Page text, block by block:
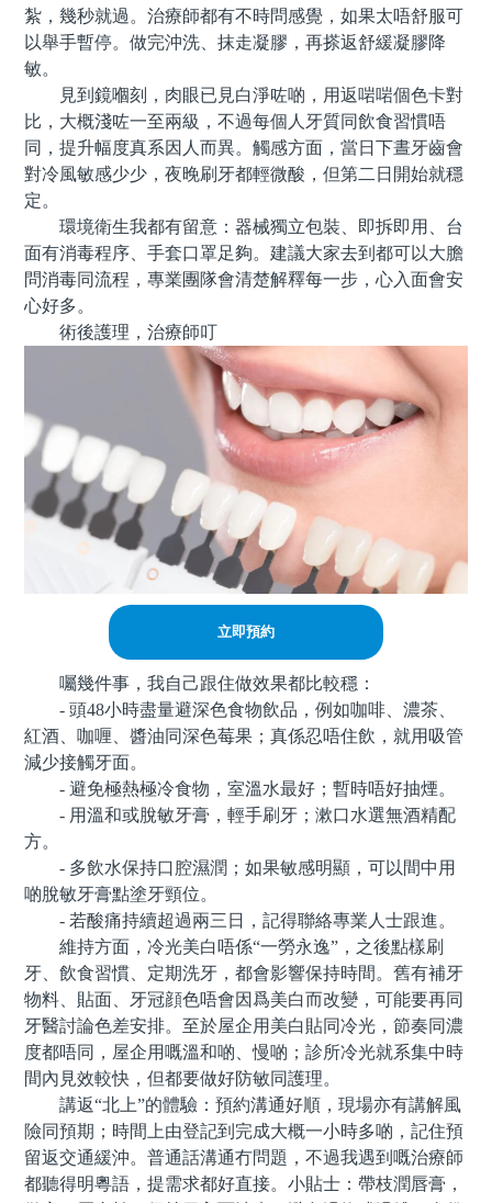
紮，幾秒就過。治療師都有不時問感覺，如果太唔舒服可
以舉手暫停。做完沖洗、抹走凝膠，再搽返舒緩凝膠降
敏。
見到鏡嗰刻，肉眼已見白淨咗啲，用返啱啱個色卡對
比，大概淺咗一至兩級，不過每個人牙質同飲食習慣唔
同，提升幅度真系因人而異。觸感方面，當日下晝牙齒會
對冷風敏感少少，夜晚刷牙都輕微酸，但第二日開始就穩
定。
環境衛生我都有留意：器械獨立包裝、即拆即用、台
面有消毒程序、手套口罩足夠。建議大家去到都可以大膽
問消毒同流程，專業團隊會清楚解釋每一步，心入面會安
心好多。
術後護理，治療師叮
立即預約
囑幾件事，我自己跟住做效果都比較穩：
- 頭48小時盡量避深色食物飲品，例如咖啡、濃茶、
紅酒、咖喱、醬油同深色莓果；真係忍唔住飲，就用吸管
減少接觸牙面。
- 避免極熱極冷食物，室溫水最好；暫時唔好抽煙。
- 用溫和或脫敏牙膏，輕手刷牙；漱口水選無酒精配
方。
- 多飲水保持口腔濕潤；如果敏感明顯，可以間中用
啲脫敏牙膏點塗牙頸位。
- 若酸痛持續超過兩三日，記得聯絡專業人士跟進。
維持方面，冷光美白唔係“一勞永逸”，之後點樣刷
牙、飲食習慣、定期洗牙，都會影響保持時間。舊有補牙
物料、貼面、牙冠顔色唔會因爲美白而改變，可能要再同
牙醫討論色差安排。至於屋企用美白貼同冷光，節奏同濃
度都唔同，屋企用嘅溫和啲、慢啲；診所冷光就系集中時
間內見效較快，但都要做好防敏同護理。
講返“北上”的體驗：預約溝通好順，現場亦有講解風
險同預期；時間上由登記到完成大概一小時多啲，記住預
留返交通緩沖。普通話溝通冇問題，不過我遇到嘅治療師
都聽得明粵語，提需求都好直接。小貼士：帶枝潤唇膏，